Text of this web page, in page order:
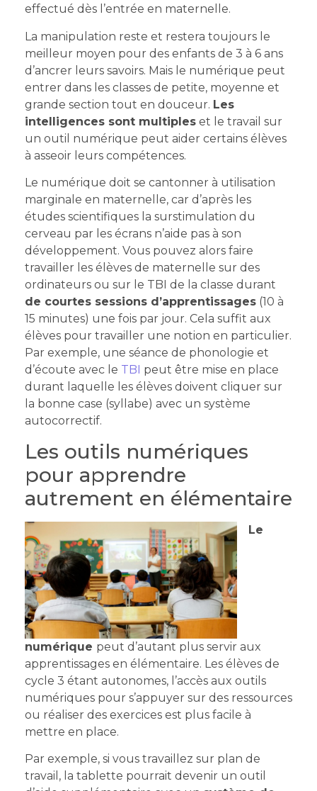
effectué dès l’entrée en maternelle.
La manipulation reste et restera toujours le
meilleur moyen pour des enfants de 3 à 6 ans
d’ancrer leurs savoirs. Mais le numérique peut
entrer dans les classes de petite, moyenne et
grande section tout en douceur. Les
intelligences sont multiples et le travail sur
un outil numérique peut aider certains élèves
à asseoir leurs compétences.
Le numérique doit se cantonner à utilisation
marginale en maternelle, car d’après les
études scientifiques la surstimulation du
cerveau par les écrans n’aide pas à son
développement. Vous pouvez alors faire
travailler les élèves de maternelle sur des
ordinateurs ou sur le TBI de la classe durant
de courtes sessions d’apprentissages (10 à
15 minutes) une fois par jour. Cela suffit aux
élèves pour travailler une notion en particulier.
Par exemple, une séance de phonologie et
d’écoute avec le TBI peut être mise en place
durant laquelle les élèves doivent cliquer sur
la bonne case (syllabe) avec un système
autocorrectif.
Les outils numériques
pour apprendre
autrement en élémentaire
Le
numérique peut d’autant plus servir aux
apprentissages en élémentaire. Les élèves de
cycle 3 étant autonomes, l’accès aux outils
numériques pour s’appuyer sur des ressources
ou réaliser des exercices est plus facile à
mettre en place.
Par exemple, si vous travaillez sur plan de
travail, la tablette pourrait devenir un outil